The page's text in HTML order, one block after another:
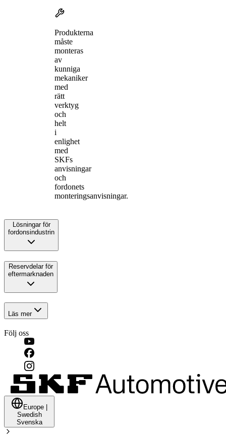
Produkterna
måste
monteras
av
kunniga
mekaniker
med
rätt
verktyg
och
helt
i
enlighet
med
SKFs
anvisningar
och
fordonets
monteringsanvisningar.
Lösningar för
fordonsindustrin
Reservdelar för
eftermarknaden
Läs mer
Följ oss
Europe
Swedish
Svenska